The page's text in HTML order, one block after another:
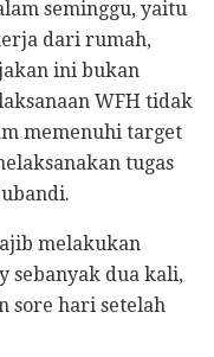
seminggu, yaitu
dari rumah,
ini bukan
WFH tidak
memenuhi target
tugas
melakukan
sebanyak dua kali,
sore hari setelah